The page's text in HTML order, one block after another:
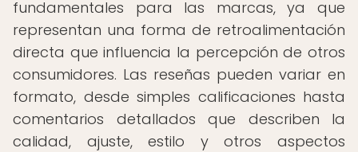
fundamentales para las marcas, ya que
representan una forma de retroalimentación
directa que influencia la percepción de otros
consumidores. Las reseñas pueden variar en
formato, desde simples calificaciones hasta
comentarios detallados que describen la
calidad, ajuste, estilo y otros aspectos